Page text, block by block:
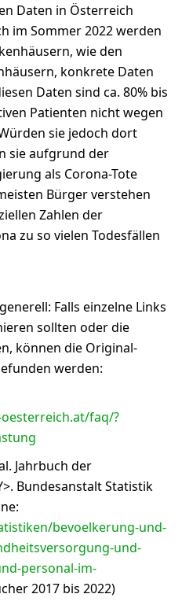
Daten in Österreich
im Sommer 2022 werden
wie den
konkrete Daten
Daten sind ca. 80% bis
Patienten nicht wegen
sie jedoch dort
sie aufgrund der
als Corona-Tote
Bürger verstehen
Zahlen der
zu so vielen Todesfällen
Falls einzelne Links
sollten oder die
können die Original-
werden:
faq/?
Jahrbuch der
Bundesanstalt Statistik
bevoelkerung-und-
und-
personal-im-
2017 bis 2022)